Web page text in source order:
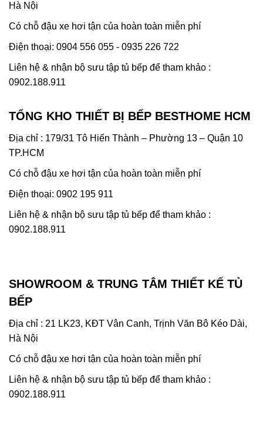
Hà Nội
Có chỗ đậu xe hơi tận của hoàn toàn miễn phí
Điện thoại: 0904 556 055 - 0935 226 722
Liên hệ & nhận bộ sưu tập tủ bếp để tham khảo :
0902.188.911
TỔNG KHO THIẾT BỊ BẾP BESTHOME HCM
Địa chỉ : 179/31 Tô Hiến Thành – Phường 13 – Quận 10
TP.HCM
Có chỗ đậu xe hơi tận của hoàn toàn miễn phí
Điện thoại: 0902 195 911
Liên hệ & nhận bộ sưu tập tủ bếp để tham khảo :
0902.188.911
SHOWROOM & TRUNG TÂM THIẾT KẾ TỦ
BẾP
Địa chỉ : 21 LK23, KĐT Vân Canh, Trịnh Văn Bô Kéo Dài,
Hà Nội
Có chỗ đậu xe hơi tận của hoàn toàn miễn phí
Liên hệ & nhận bộ sưu tập tủ bếp để tham khảo :
0902.188.911